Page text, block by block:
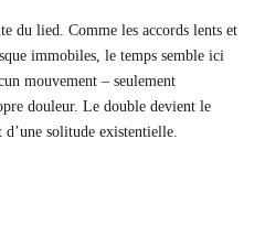
du lied. Comme les accords lents et
immobiles, le temps semble ici
mouvement – seulement
douleur. Le double devient le
solitude existentielle.